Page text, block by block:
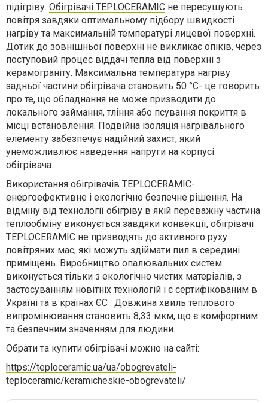
підігріву. Обігрівачі TEPLOCERAMIC не пересушують
повітря завдяки оптимальному підбору швидкості
нагріву та максимальній температурі лицевої поверхні.
Дотик до зовнішньої поверхні не викликає опіків, через
поступовий процес віддачі тепла від поверхні з
керамограніту. Максимальна температура нагріву
задньої частини обігрівача становить 50 °C- це говорить
про те, що обладнання не може призводити до
локального займання, тління або псування покриття в
місці встановлення. Подвійна ізоляція нагрівального
елементу забезпечує надійний захист, який
унеможливлює наведення напруги на корпусі
обігрівача.
Використання обігрівачів TEPLOCERAMIC-
енергоефективне і екологічно безпечне рішення. На
відміну від технології обігріву в якій переважну частина
теплообміну виконується завдяки конвекції, обігрівачі
TEPLOCERAMIC не призводять до активного руху
повітряних мас, які можуть здіймати пил в середині
приміщень. Виробництво опалювальних систем
виконується тільки з екологічно чистих матеріалів, з
застосуванням новітніх технологій і є сертифікованим в
Україні та в країнах ЄС . Довжина хвиль теплового
випромінювання становить 8,33 мкм, що є комфортним
та безпечним значенням для людини.
Обрати та купити обігрівачі можно на сайті:
https://teploceramic.ua/ua/obogrevateli-
teploceramic/keramicheskie-obogrevateli/